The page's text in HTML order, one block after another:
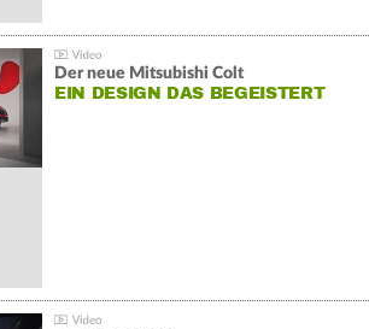
Der neue Mitsubishi Colt
EIN DESIGN DAS BEGEISTERT